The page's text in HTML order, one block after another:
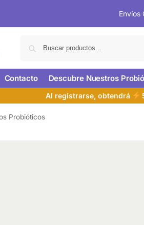
Envíos
Contacto Descubre Nuestros
Al registrarse, obtendrá
Probióticos